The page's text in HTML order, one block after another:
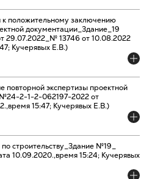
положительному заключению
документации_Здание_19
13746 от 10.08.2022
Кучерявых Е.В.)
повторной экспертизы проектной
2-1-2-062197-2022 от
15:47; Кучерявых Е.В.)
строительству_Здание №19_
10.09.2020.,время 15:24; Кучерявых